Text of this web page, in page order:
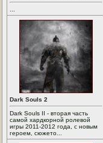
Dark Souls 2
Dark Souls II - вторая часть
самой хардкорной ролевой
игры 2011-2012 года, с новым
героем, сюжето...